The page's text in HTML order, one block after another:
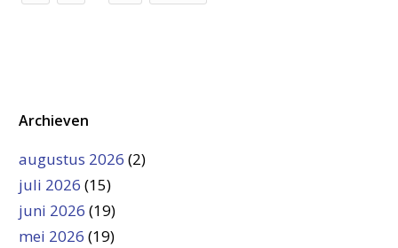
Archieven
augustus 2026 (2)
juli 2026 (15)
juni 2026 (19)
mei 2026 (19)